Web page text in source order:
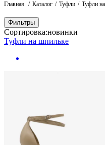
Главная Каталог Туфли Туфли
Фильтры
Сортировка:новинки
Туфли на шпильке